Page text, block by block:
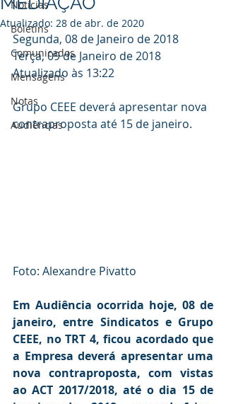
Notícias
Boletins
Comunicados
Mensagens
Notas
Audiências
Atualizado: 28 de abr. de 2020
Segunda, 08 de Janeiro de 2018
Terça, 09 de Janeiro de 2018
Atualizado às 13:22
Grupo CEEE deverá apresentar nova
contraproposta até 15 de janeiro.
Foto: Alexandre Pivatto
Em Audiência ocorrida hoje, 08 de
janeiro, entre Sindicatos e Grupo
CEEE, no TRT 4, ficou acordado que
a Empresa deverá apresentar uma
nova contraproposta, com vistas
ao ACT 2017/2018, até o dia 15 de